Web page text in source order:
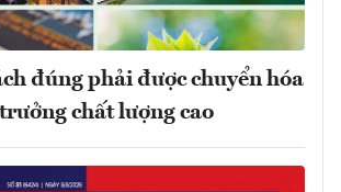
đúng phải được chuyển hóa
chất lượng cao